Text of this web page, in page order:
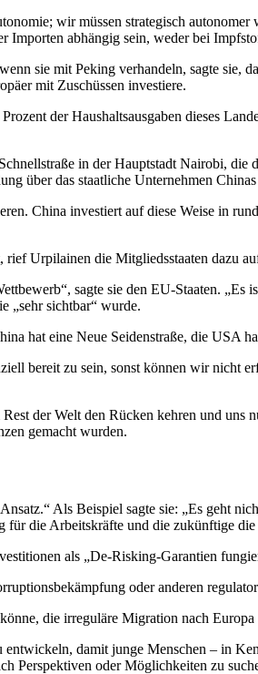
wir müssen strategisch
abhängig sein, weder bei
sie mit Peking verhandeln, sagte sie,
mit Zuschüssen investiere.
der Haushaltsausgaben dieses
in der Hauptstadt Nairobi,
über das staatliche Unternehmen
China investiert auf diese Weise in
rief Urpilainen die Mitgliedsstaaten dazu
sagte sie den EU-Staaten.
„sehr sichtbar“ wurde.
hat eine Neue Seidenstraße, die USA
bereit zu sein, sonst können wir nicht
der Welt den Rücken kehren und uns
gemacht wurden.
Als Beispiel sagte sie: „Es geht
für die Arbeitskräfte und die zukünftige
als „De-Risking-Garantien
oder anderen
die irreguläre Migration nach Europa
entwickeln, damit junge Menschen – in
Perspektiven oder Möglichkeiten zu